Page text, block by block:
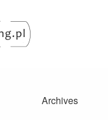
Archives